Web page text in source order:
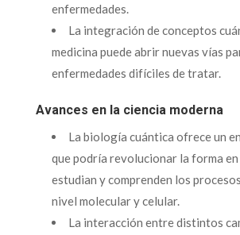
enfermedades.
La integración de conceptos
medicina puede abrir nuevas vías
enfermedades difíciles de tratar.
Avances en la ciencia moderna
La biología cuántica ofrece un
que podría revolucionar la forma en
estudian y comprenden los
nivel molecular y celular.
La interacción entre distintos